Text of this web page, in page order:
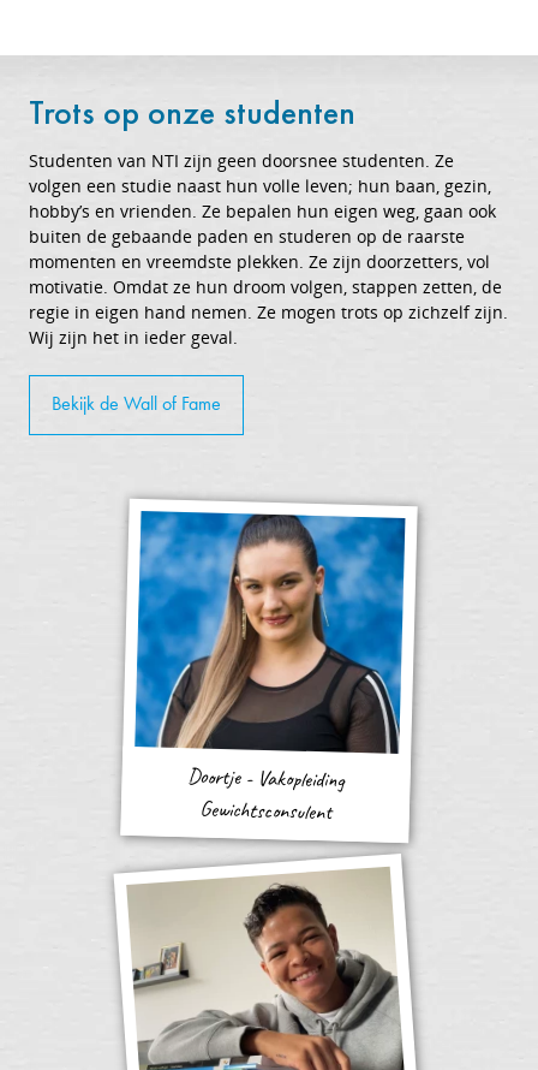
Trots op onze studenten
Studenten van NTI zijn geen doorsnee studenten. Ze
volgen een studie naast hun volle leven; hun baan, gezin,
hobby’s en vrienden. Ze bepalen hun eigen weg, gaan ook
buiten de gebaande paden en studeren op de raarste
momenten en vreemdste plekken. Ze zijn doorzetters, vol
motivatie. Omdat ze hun droom volgen, stappen zetten, de
regie in eigen hand nemen. Ze mogen trots op zichzelf zijn.
Wij zijn het in ieder geval.
Bekijk de Wall of Fame
Doortje - Vakopleiding
Gewichtsconsulent